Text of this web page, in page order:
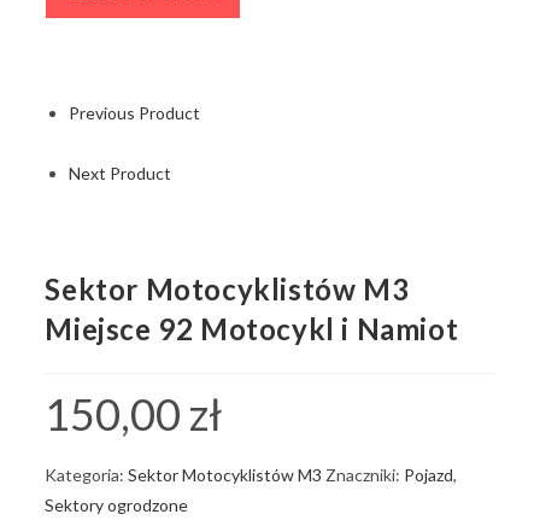
Previous Product
Next Product
Sektor Motocyklistów M3
Miejsce 92 Motocykl i Namiot
150,00 zł
Kategoria:Sektor Motocyklistów M3 Znaczniki: Pojazd,
Sektory ogrodzone